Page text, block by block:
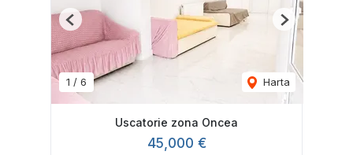
1 / 6 Harta
Previous Next
Uscatorie zona Oncea
45,000 €